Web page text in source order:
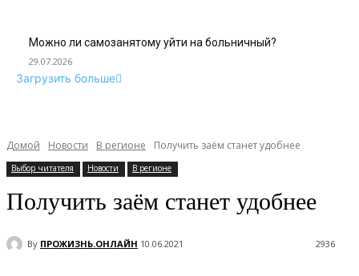
Можно ли самозанятому уйти на больничный?
29.07.2026
Загрузить больше